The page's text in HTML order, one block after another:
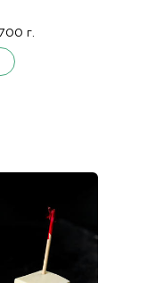
700 г.